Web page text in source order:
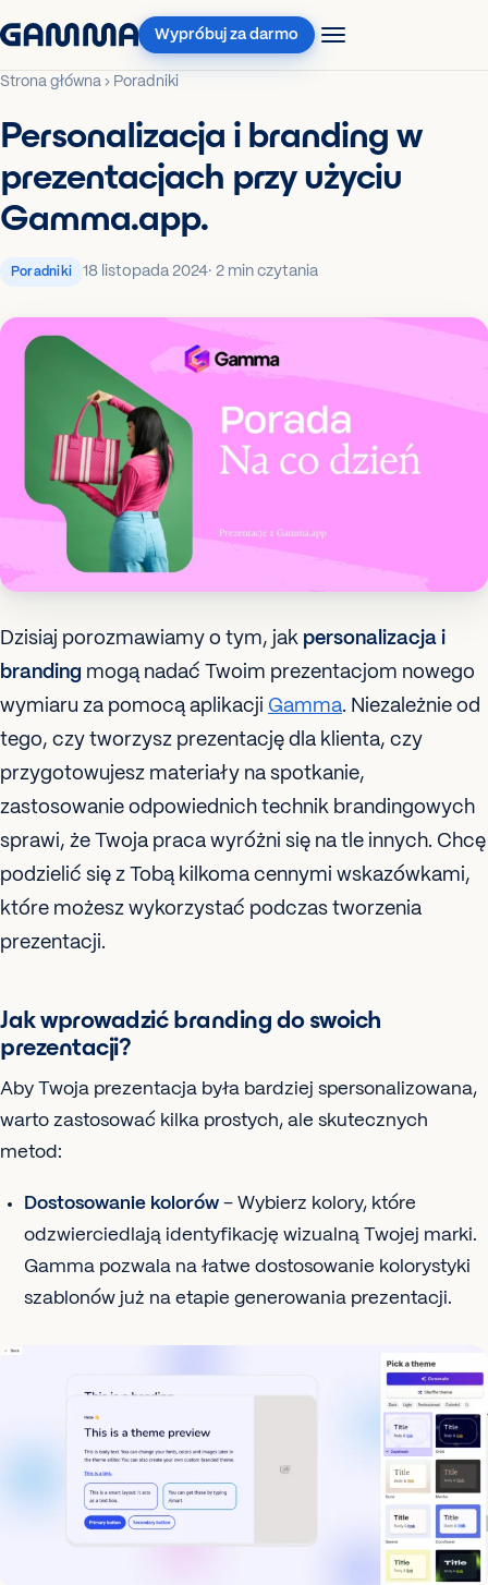
Wypróbuj za darmo
Strona główna › Poradniki
Personalizacja i branding w
prezentacjach przy użyciu
Gamma.app.
Poradniki 18 listopada 2024· 2 min czytania
Dzisiaj porozmawiamy o tym, jak personalizacja i
branding mogą nadać Twoim prezentacjom nowego
wymiaru za pomocą aplikacji Gamma. Niezależnie od
tego, czy tworzysz prezentację dla klienta, czy
przygotowujesz materiały na spotkanie,
zastosowanie odpowiednich technik brandingowych
sprawi, że Twoja praca wyróżni się na tle innych. Chcę
podzielić się z Tobą kilkoma cennymi wskazówkami,
które możesz wykorzystać podczas tworzenia
prezentacji.
Jak wprowadzić branding do swoich
prezentacji?
Aby Twoja prezentacja była bardziej spersonalizowana,
warto zastosować kilka prostych, ale skutecznych
metod:
Dostosowanie kolorów – Wybierz kolory, które
odzwierciedlają identyfikację wizualną Twojej marki.
Gamma pozwala na łatwe dostosowanie kolorystyki
szablonów już na etapie generowania prezentacji.